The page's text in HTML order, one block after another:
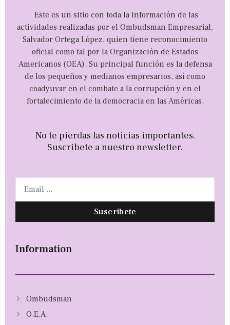
Este es un sitio con toda la información de las
actividades realizadas por el Ombudsman Empresarial,
Salvador Ortega López, quien tiene reconocimiento
oficial como tal por la Organización de Estados
Americanos (OEA). Su principal función es la defensa
de los pequeños y medianos empresarios, así como
coadyuvar en el combate a la corrupción y en el
fortalecimiento de la democracia en las Américas.
No te pierdas las noticias importantes.
Suscribete a nuestro newsletter.
Suscribete
Information
Ombudsman
O.E.A.